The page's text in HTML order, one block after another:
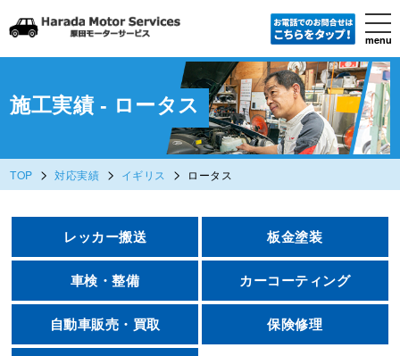
Skip
content
menu
施工実績 - ロータス
TOP > 対応実績 > イギリス > ロータス
レッカー搬送 板金塗装
車検・整備 カーコーティング
自動車販売・買取 保険修理